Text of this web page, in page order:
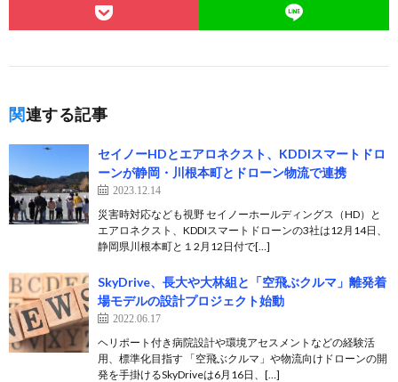
関連する記事
セイノーHDとエアロネクスト、KDDIスマートドロ
ーンが静岡・川根本町とドローン物流で連携
2023.12.14
災害時対応なども視野 セイノーホールディングス（HD）と
エアロネクスト、KDDIスマートドローンの3社は12月14日、
静岡県川根本町と１2月12日付で[…]
SkyDrive、長大や大林組と「空飛ぶクルマ」離発着
場モデルの設計プロジェクト始動
2022.06.17
ヘリポート付き病院設計や環境アセスメントなどの経験活
用、標準化目指す 「空飛ぶクルマ」や物流向けドローンの開
発を手掛けるSkyDriveは6月16日、[…]